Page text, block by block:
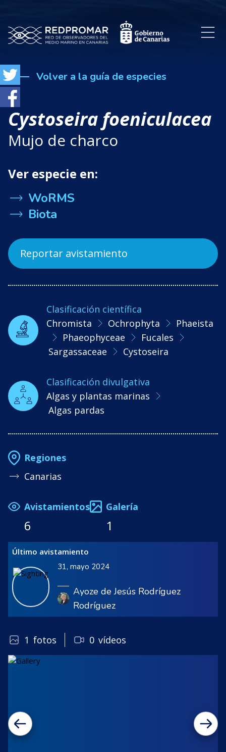
Volver a la guía de especies
Cystoseira foeniculacea
Mujo de charco
Ver especie en:
WoRMS
Biota
Reportar avistamiento
Clasificación científica
Chromista
Ochrophyta
Phaeista
Phaeophyceae
Fucales
Sargassaceae
Cystoseira
Clasificación divulgativa
Algas y plantas marinas
Algas pardas
Regiones
Canarias
Avistamientos
6
Galería
1
Último avistamiento
31, mayo 2024
Ayoze de Jesús Rodríguez
Rodríguez
1 fotos 0 vídeos